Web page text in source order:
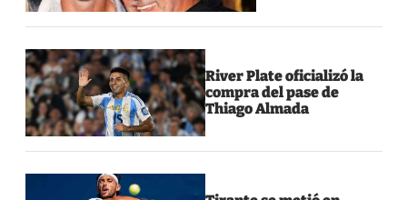
River Plate oficializó la
compra del pase de
Thiago Almada